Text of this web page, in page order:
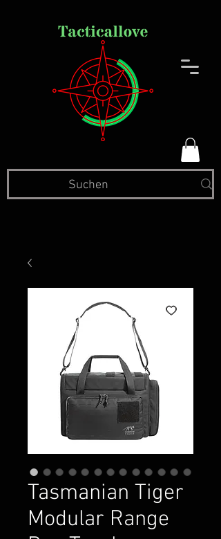
Tasmanian Tiger
Modular Range